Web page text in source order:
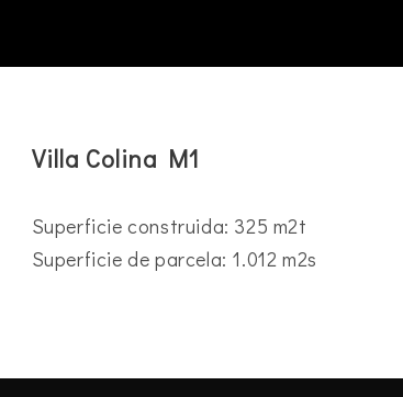
Villa Colina M1
Superficie construida: 325 m2t
Superficie de parcela: 1.012 m2s